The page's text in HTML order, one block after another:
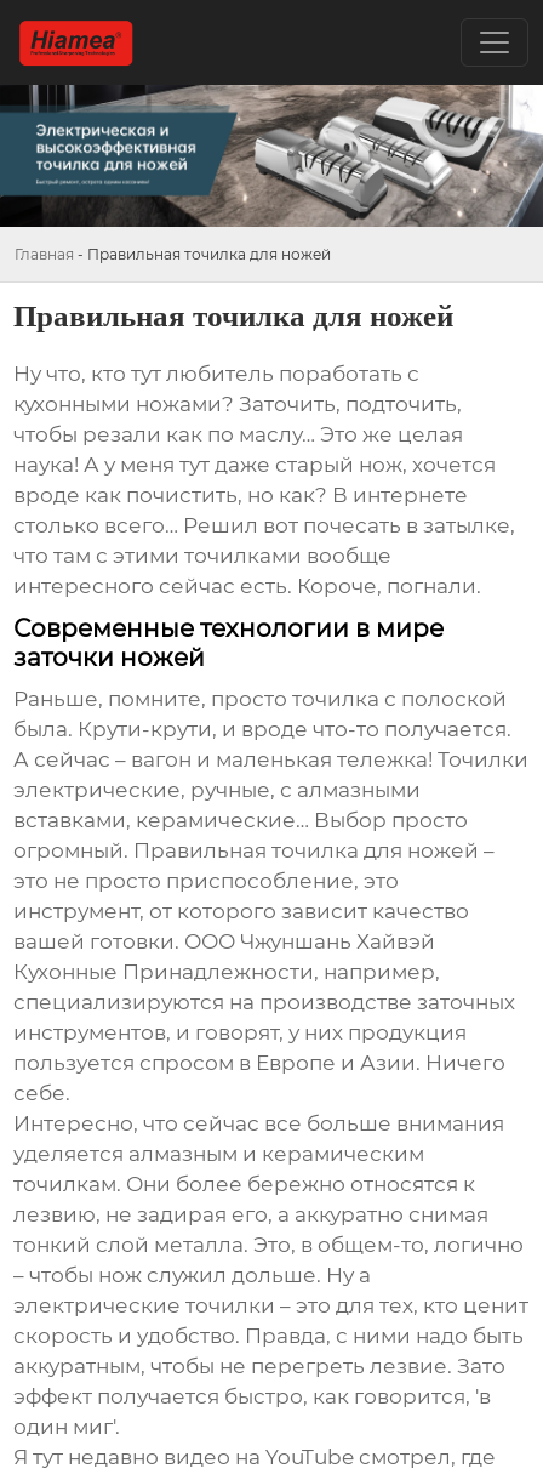
Главная - Правильная точилка для ножей
Правильная точилка для ножей
Ну что, кто тут любитель поработать с
кухонными ножами? Заточить, подточить,
чтобы резали как по маслу… Это же целая
наука! А у меня тут даже старый нож, хочется
вроде как почистить, но как? В интернете
столько всего… Решил вот почесать в затылке,
что там с этими точилками вообще
интересного сейчас есть. Короче, погнали.
Современные технологии в мире
заточки ножей
Раньше, помните, просто точилка с полоской
была. Крути-крути, и вроде что-то получается.
А сейчас – вагон и маленькая тележка! Точилки
электрические, ручные, с алмазными
вставками, керамические… Выбор просто
огромный. Правильная точилка для ножей –
это не просто приспособление, это
инструмент, от которого зависит качество
вашей готовки. ООО Чжуншань Хайвэй
Кухонные Принадлежности, например,
специализируются на производстве заточных
инструментов, и говорят, у них продукция
пользуется спросом в Европе и Азии. Ничего
себе.
Интересно, что сейчас все больше внимания
уделяется алмазным и керамическим
точилкам. Они более бережно относятся к
лезвию, не задирая его, а аккуратно снимая
тонкий слой металла. Это, в общем-то, логично
– чтобы нож служил дольше. Ну а
электрические точилки – это для тех, кто ценит
скорость и удобство. Правда, с ними надо быть
аккуратным, чтобы не перегреть лезвие. Зато
эффект получается быстро, как говорится, 'в
один миг'.
Я тут недавно видео на YouTube смотрел, где